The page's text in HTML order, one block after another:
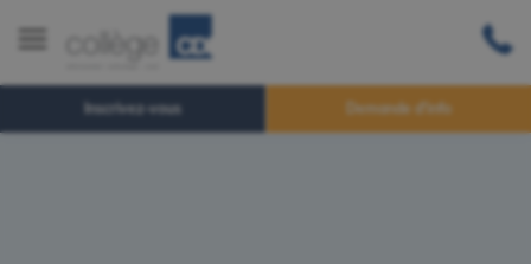
Inscrivez-vous Demande d'info